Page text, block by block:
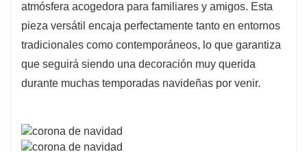
atmósfera acogedora para familiares y amigos. Esta
pieza versátil encaja perfectamente tanto en entornos
tradicionales como contemporáneos, lo que garantiza
que seguirá siendo una decoración muy querida
durante muchas temporadas navideñas por venir.